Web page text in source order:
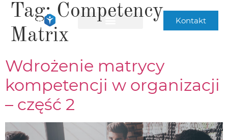
Kontakt
Tag:Competency
Matrix
Wdrożenie matrycy
kompetencji w organizacji
– część 2